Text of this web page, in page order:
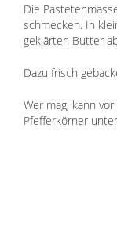
Die
schmecken. In
geklärten Butter
Dazu frisch
Wer mag, kann
Pfefferkörner